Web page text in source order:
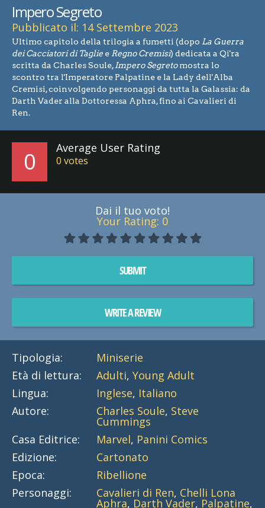
Impero Segreto
Pubblicato il: 14 Settembre 2023
Ultimo capitolo della trilogia a fumetti (dopo La Guerra
dei Cacciatori di Taglie e Regno Cremisi) dedicata a Qi'ra
scritta da Charles Soule,Impero Segretomostra lo
scontro tra l'Imperatore Palpatine e la Lady dell'Alba
Cremisi, coinvolgendo personaggi da tutta la Galassia: da
Darth Vader alla Dottoressa Aphra, fino ai Cavalieri di
Ren.
0 Average User Rating
0 votes
Dai il tuo voto!
Your Rating: 0
SUBMIT
WRITE A REVIEW
Tipologia:
Miniserie
Età di lettura:
Adulti, Young Adult
Lingua:
Inglese, Italiano
Autore:
Charles Soule, Steve
Cummings
Casa Editrice:
Marvel, Panini Comics
Edizione:
Cartonato
Epoca:
Ribellione
Personaggi:
Cavalieri di Ren, Chelli Lona
Aphra, Darth Vader, Palpatine,